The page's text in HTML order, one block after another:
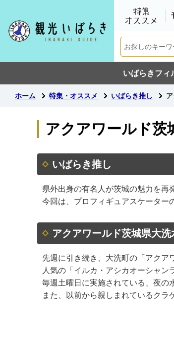
いばらきフィ
ホーム 特集・オススメ いばらき推し
アクアワールド茨
いばらき推し
県外出身の有名人が茨城の魅力を再
今回は、プロフィギュアスケーター
アクアワールド茨城県大
先週に引き続き、大洗町の「アクア
人気の「イルカ・アシカオーシャ
毎週土曜日に実施されている、夜の
また、以前から親しまれているク